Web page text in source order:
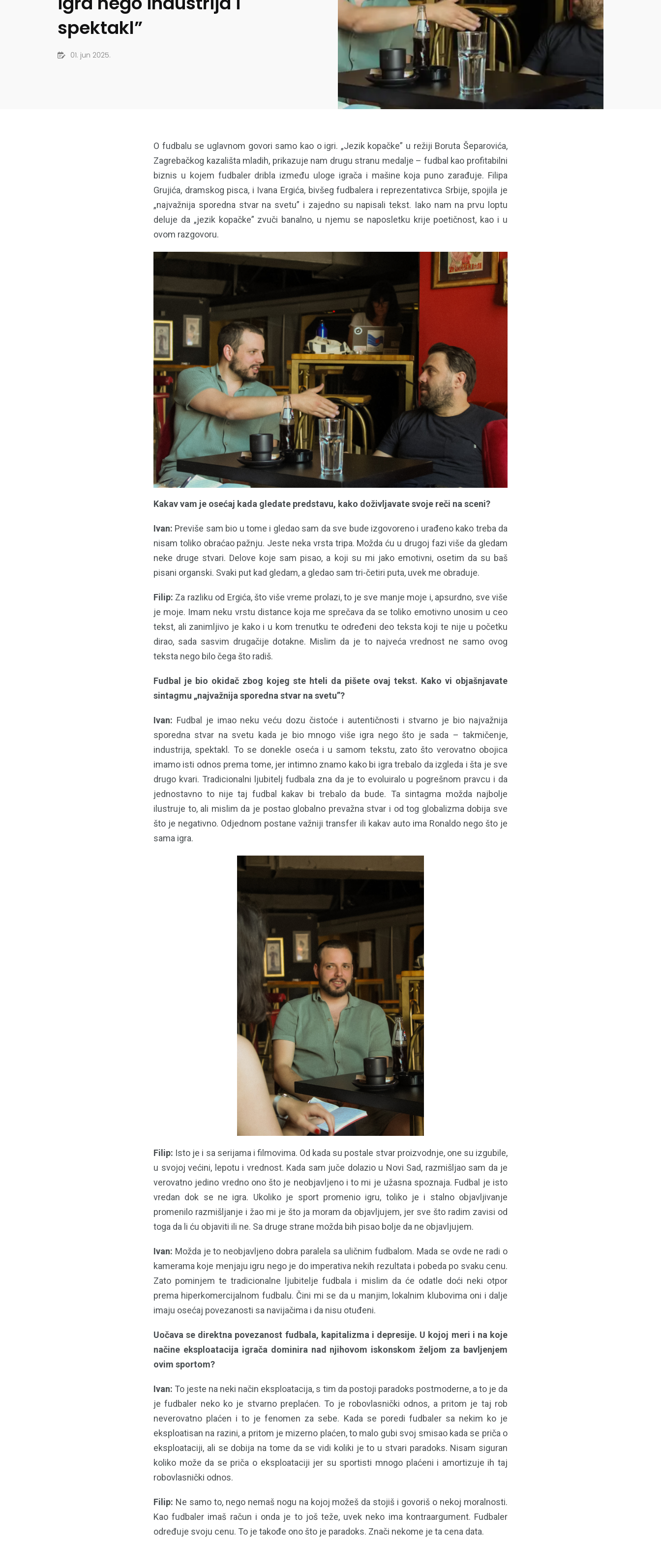
spektakl”
01. jun 2025.
O fudbalu se uglavnom govori samo kao o igri. „Jezik kopačke” u režiji Boruta Šeparovića,
Zagrebačkog kazališta mladih, prikazuje nam drugu stranu medalje – fudbal kao profitabilni
biznis u kojem fudbaler dribla između uloge igrača i mašine koja puno zarađuje. Filipa
Grujića, dramskog pisca, i Ivana Ergića, bivšeg fudbalera i reprezentativca Srbije, spojila je
„najvažnija sporedna stvar na svetu” i zajedno su napisali tekst. Iako nam na prvu loptu
deluje da „jezik kopačke” zvuči banalno, u njemu se naposletku krije poetičnost, kao i u
ovom razgovoru.
Kakav vam je osećaj kada gledate predstavu, kako doživljavate svoje reči na sceni?
Ivan: Previše sam bio u tome i gledao sam da sve bude izgovoreno i urađeno kako treba da
nisam toliko obraćao pažnju. Jeste neka vrsta tripa. Možda ću u drugoj fazi više da gledam
neke druge stvari. Delove koje sam pisao, a koji su mi jako emotivni, osetim da su baš
pisani organski. Svaki put kad gledam, a gledao sam tri-četiri puta, uvek me obraduje.
Filip: Za razliku od Ergića, što više vreme prolazi, to je sve manje moje i, apsurdno, sve više
je moje. Imam neku vrstu distance koja me sprečava da se toliko emotivno unosim u ceo
tekst, ali zanimljivo je kako i u kom trenutku te određeni deo teksta koji te nije u početku
dirao, sada sasvim drugačije dotakne. Mislim da je to najveća vrednost ne samo ovog
teksta nego bilo čega što radiš.
Fudbal je bio okidač zbog kojeg ste hteli da pišete ovaj tekst. Kako vi objašnjavate
sintagmu „najvažnija sporedna stvar na svetu”?
Ivan: Fudbal je imao neku veću dozu čistoće i autentičnosti i stvarno je bio najvažnija
sporedna stvar na svetu kada je bio mnogo više igra nego što je sada – takmičenje,
industrija, spektakl. To se donekle oseća i u samom tekstu, zato što verovatno obojica
imamo isti odnos prema tome, jer intimno znamo kako bi igra trebalo da izgleda i šta je sve
drugo kvari. Tradicionalni ljubitelj fudbala zna da je to evoluiralo u pogrešnom pravcu i da
jednostavno to nije taj fudbal kakav bi trebalo da bude. Ta sintagma možda najbolje
ilustruje to, ali mislim da je postao globalno prevažna stvar i od tog globalizma dobija sve
što je negativno. Odjednom postane važniji transfer ili kakav auto ima Ronaldo nego što je
sama igra.
Filip: Isto je i sa serijama i filmovima. Od kada su postale stvar proizvodnje, one su izgubile,
u svojoj većini, lepotu i vrednost. Kada sam juče dolazio u Novi Sad, razmišljao sam da je
verovatno jedino vredno ono što je neobjavljeno i to mi je užasna spoznaja. Fudbal je isto
vredan dok se ne igra. Ukoliko je sport promenio igru, toliko je i stalno objavljivanje
promenilo razmišljanje i žao mi je što ja moram da objavljujem, jer sve što radim zavisi od
toga da li ću objaviti ili ne. Sa druge strane možda bih pisao bolje da ne objavljujem.
Ivan: Možda je to neobjavljeno dobra paralela sa uličnim fudbalom. Mada se ovde ne radi o
kamerama koje menjaju igru nego je do imperativa nekih rezultata i pobeda po svaku cenu.
Zato pominjem te tradicionalne ljubitelje fudbala i mislim da će odatle doći neki otpor
prema hiperkomercijalnom fudbalu. Čini mi se da u manjim, lokalnim klubovima oni i dalje
imaju osećaj povezanosti sa navijačima i da nisu otuđeni.
Uočava se direktna povezanost fudbala, kapitalizma i depresije. U kojoj meri i na koje
načine eksploatacija igrača dominira nad njihovom iskonskom željom za bavljenjem
ovim sportom?
Ivan: To jeste na neki način eksploatacija, s tim da postoji paradoks postmoderne, a to je da
je fudbaler neko ko je stvarno preplaćen. To je robovlasnički odnos, a pritom je taj rob
neverovatno plaćen i to je fenomen za sebe. Kada se poredi fudbaler sa nekim ko je
eksploatisan na razini, a pritom je mizerno plaćen, to malo gubi svoj smisao kada se priča o
eksploataciji, ali se dobija na tome da se vidi koliki je to u stvari paradoks. Nisam siguran
koliko može da se priča o eksploataciji jer su sportisti mnogo plaćeni i amortizuje ih taj
robovlasnički odnos.
Filip: Ne samo to, nego nemaš nogu na kojoj možeš da stojiš i govoriš o nekoj moralnosti.
Kao fudbaler imaš račun i onda je to još teže, uvek neko ima kontraargument. Fudbaler
određuje svoju cenu. To je takođe ono što je paradoks. Znači nekome je ta cena data.